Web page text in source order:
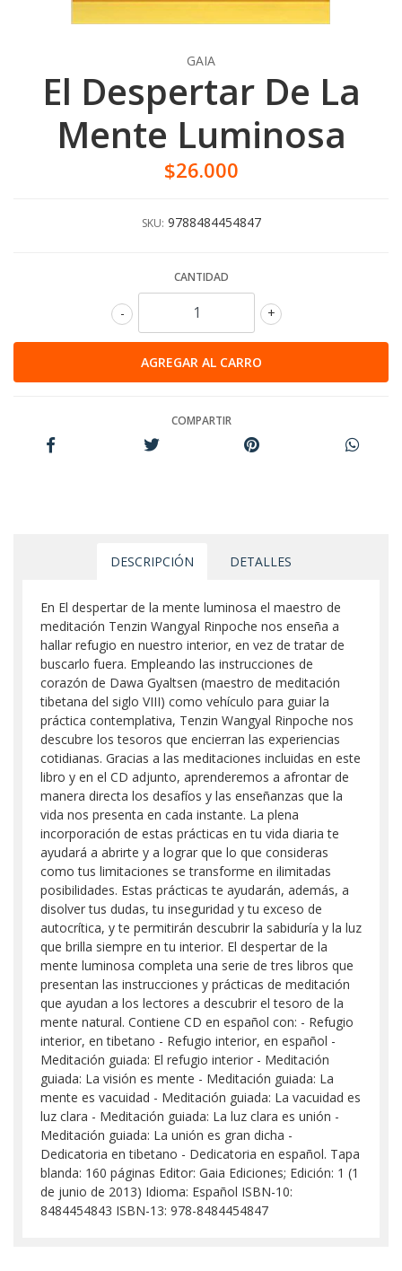
GAIA
El Despertar De La
Mente Luminosa
$26.000
SKU: 9788484454847
CANTIDAD
+
-
COMPARTIR
DESCRIPCIÓN DETALLES
En El despertar de la mente luminosa el maestro de
meditación Tenzin Wangyal Rinpoche nos enseña a
hallar refugio en nuestro interior, en vez de tratar de
buscarlo fuera. Empleando las instrucciones de
corazón de Dawa Gyaltsen (maestro de meditación
tibetana del siglo VIII) como vehículo para guiar la
práctica contemplativa, Tenzin Wangyal Rinpoche nos
descubre los tesoros que encierran las experiencias
cotidianas. Gracias a las meditaciones incluidas en este
libro y en el CD adjunto, aprenderemos a afrontar de
manera directa los desafíos y las enseñanzas que la
vida nos presenta en cada instante. La plena
incorporación de estas prácticas en tu vida diaria te
ayudará a abrirte y a lograr que lo que consideras
como tus limitaciones se transforme en ilimitadas
posibilidades. Estas prácticas te ayudarán, además, a
disolver tus dudas, tu inseguridad y tu exceso de
autocrítica, y te permitirán descubrir la sabiduría y la luz
que brilla siempre en tu interior. El despertar de la
mente luminosa completa una serie de tres libros que
presentan las instrucciones y prácticas de meditación
que ayudan a los lectores a descubrir el tesoro de la
mente natural. Contiene CD en español con: - Refugio
interior, en tibetano - Refugio interior, en español -
Meditación guiada: El refugio interior - Meditación
guiada: La visión es mente - Meditación guiada: La
mente es vacuidad - Meditación guiada: La vacuidad es
luz clara - Meditación guiada: La luz clara es unión -
Meditación guiada: La unión es gran dicha -
Dedicatoria en tibetano - Dedicatoria en español. Tapa
blanda: 160 páginas Editor: Gaia Ediciones; Edición: 1 (1
de junio de 2013) Idioma: Español ISBN-10:
8484454843 ISBN-13: 978-8484454847